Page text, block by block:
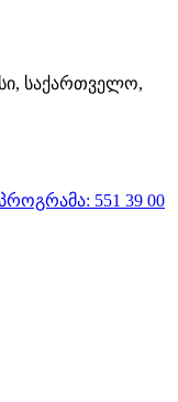
საქართველო,
551 39 00